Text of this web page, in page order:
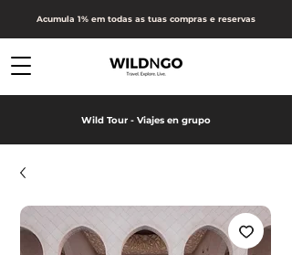
Acumula 1% em todas as tuas compras e reservas
Wild Tour - Viajes en grupo